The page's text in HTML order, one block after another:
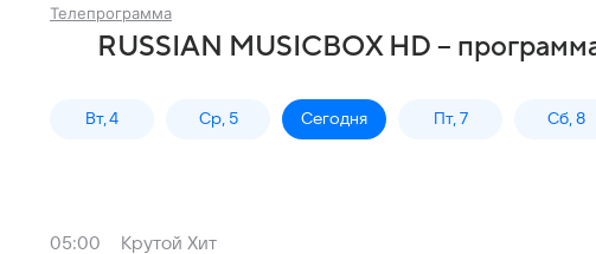
Телепрограмма
RUSSIAN MUSICBOX HD –
Вт, 4 Ср, 5 Сегодня Пт, 7 Сб, 8
05:00
Крутой Хит